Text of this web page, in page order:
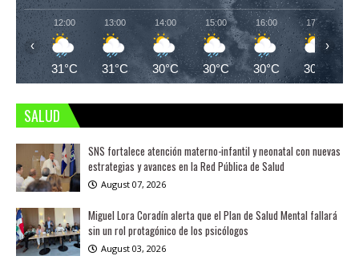
12:00
31°C
13:00
31°C
14:00
30°C
15:00
30°C
16:00
30°C
17:00
30°C
‹ ›
SALUD
SNS fortalece atención materno-infantil y neonatal con nuevas
estrategias y avances en la Red Pública de Salud
August 07, 2026
Miguel Lora Coradín alerta que el Plan de Salud Mental fallará
sin un rol protagónico de los psicólogos
August 03, 2026